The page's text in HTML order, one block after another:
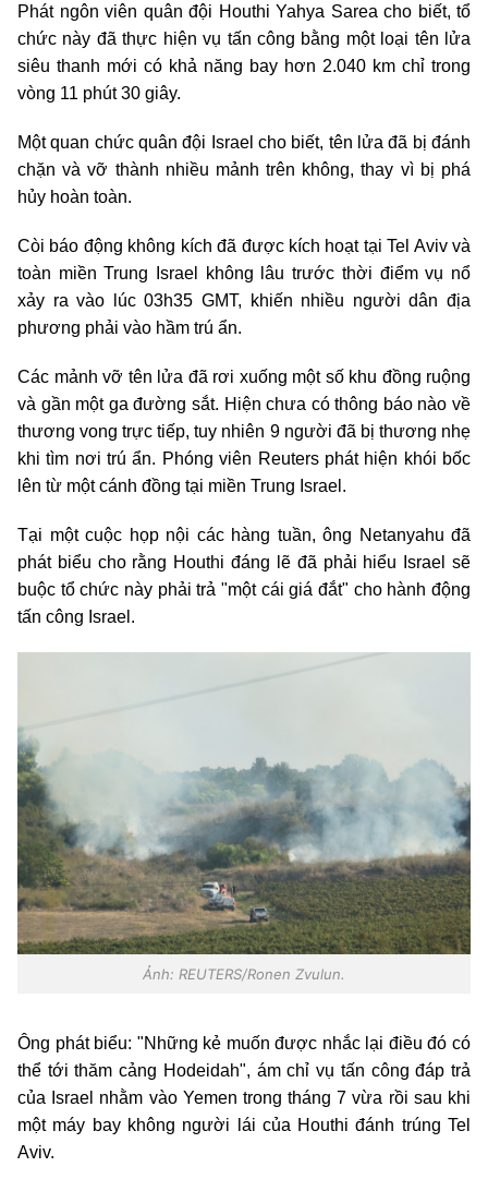
Phát ngôn viên quân đội Houthi Yahya Sarea cho biết, tổ
chức này đã thực hiện vụ tấn công bằng một loại tên lửa
siêu thanh mới có khả năng bay hơn 2.040 km chỉ trong
vòng 11 phút 30 giây.
Một quan chức quân đội Israel cho biết, tên lửa đã bị đánh
chặn và vỡ thành nhiều mảnh trên không, thay vì bị phá
hủy hoàn toàn.
Còi báo động không kích đã được kích hoạt tại Tel Aviv và
toàn miền Trung Israel không lâu trước thời điểm vụ nổ
xảy ra vào lúc 03h35 GMT, khiến nhiều người dân địa
phương phải vào hầm trú ẩn.
Các mảnh vỡ tên lửa đã rơi xuống một số khu đồng ruộng
và gần một ga đường sắt. Hiện chưa có thông báo nào về
thương vong trực tiếp, tuy nhiên 9 người đã bị thương nhẹ
khi tìm nơi trú ẩn. Phóng viên Reuters phát hiện khói bốc
lên từ một cánh đồng tại miền Trung Israel.
Tại một cuộc họp nội các hàng tuần, ông Netanyahu đã
phát biểu cho rằng Houthi đáng lẽ đã phải hiểu Israel sẽ
buộc tổ chức này phải trả "một cái giá đắt" cho hành động
tấn công Israel.
Ảnh: REUTERS/Ronen Zvulun.
Ông phát biểu: "Những kẻ muốn được nhắc lại điều đó có
thể tới thăm cảng Hodeidah", ám chỉ vụ tấn công đáp trả
của Israel nhằm vào Yemen trong tháng 7 vừa rồi sau khi
một máy bay không người lái của Houthi đánh trúng Tel
Aviv.